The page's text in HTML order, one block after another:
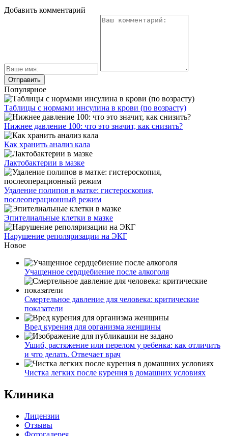
Добавить комментарий
Популярное
Таблицы с нормами инсулина в крови (по возрасту)
Нижнее давление 100: что это значит, как снизить?
Как хранить анализ кала
Лактобактерии в мазке
Удаление полипов в матке: гистероскопия,
послеоперационный режим
Эпителиальные клетки в мазке
Нарушение реполяризации на ЭКГ
Новое
Учащенное сердцебиение после алкоголя
Смертельное давление для человека: критические
показатели
Вред курения для организма женщины
Ушиб, растяжение или перелом у ребенка: как отличить
и что делать. Отвечает врач
Чистка легких после курения в домашних условиях
Клиника
Лицензии
Отзывы
Фотогалерея